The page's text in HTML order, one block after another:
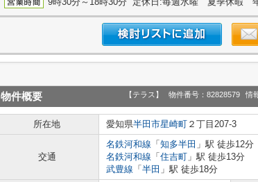
物件概要 【テラス】 物件番号：82828579 情
所在地 愛知県半田市星崎町 ２丁目207-3
交通
名鉄河和線 「 知多半田 」駅 徒歩12分
名鉄河和線 「 住吉町 」駅 徒歩13分
武豊線 「 半田 」駅 徒歩18分